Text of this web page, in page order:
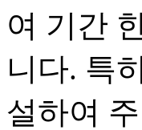
여 기간
니다. 특
설하여